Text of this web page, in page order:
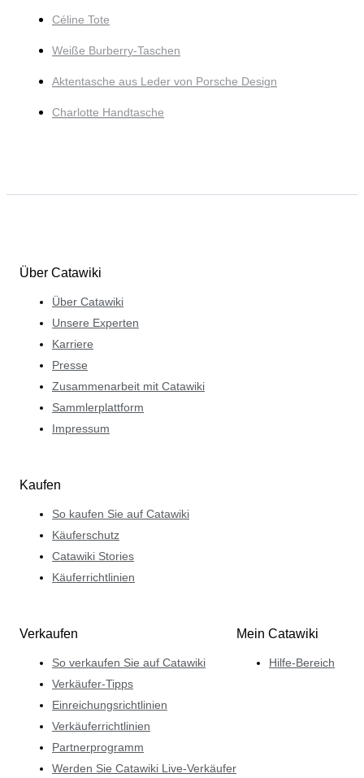
Céline Tote
Weiße Burberry-Taschen
Aktentasche aus Leder von Porsche Design
Charlotte Handtasche
Über Catawiki
Über Catawiki
Unsere Experten
Karriere
Presse
Zusammenarbeit mit Catawiki
Sammlerplattform
Impressum
Kaufen
So kaufen Sie auf Catawiki
Käuferschutz
Catawiki Stories
Käuferrichtlinien
Verkaufen
So verkaufen Sie auf Catawiki
Verkäufer-Tipps
Einreichungsrichtlinien
Verkäuferrichtlinien
Partnerprogramm
Werden Sie Catawiki Live-Verkäufer
Mein Catawiki
Hilfe-Bereich